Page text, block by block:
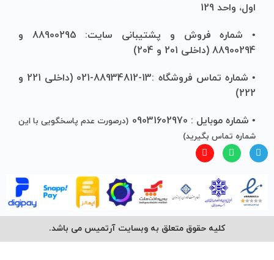
اول، واحد 129
• شماره فروش و پشتیبانی سایت: 88900295 و
88900294 (داخلی 201 و 204)
• شماره تماس فروشگاه :13-88934812-021 (داخلی 221 و
222)
• شماره موبایل : 09031602970
(درصورت عدم پاسخگویی با این
شماره تماس بگیرید)
کلیه حقوق متعلق به وبسایت آرتمیس می باشد.